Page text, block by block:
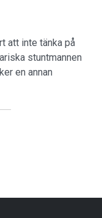
att inte tänka på
stuntmannen
en annan